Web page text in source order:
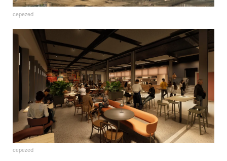
cepezed
cepezed